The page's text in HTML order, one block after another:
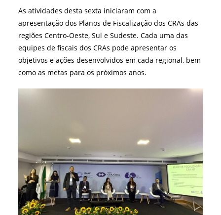
As atividades desta sexta iniciaram com a
apresentação dos Planos de Fiscalização dos CRAs das
regiões Centro-Oeste, Sul e Sudeste. Cada uma das
equipes de fiscais dos CRAs pode apresentar os
objetivos e ações desenvolvidos em cada regional, bem
como as metas para os próximos anos.